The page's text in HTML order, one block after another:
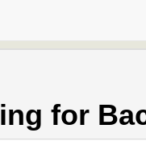
for